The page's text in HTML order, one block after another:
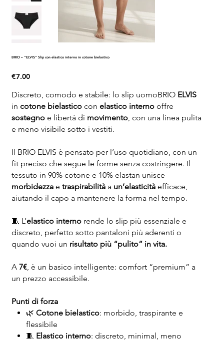
BRIO – "ELVIS" Slip con elastico interno in cotone bielastico
Price
€7.00
Discreto, comodo e stabile: lo slip uomoBRIO ELVIS
in cotone bielasticocon elastico internooffre
sostegnoe libertà di movimento, con una linea pulita
e meno visibile sotto i vestiti.
Il BRIO ELVIS è pensato per l’uso quotidiano, con un
fit preciso che segue le forme senza costringere. Il
tessuto in 90% cotone e 10% elastan unisce
morbidezzae traspirabilitàa un’elasticitàefficace,
aiutando il capo a mantenere la forma nel tempo.
🧵 L’elastico internorende lo slip più essenziale e
discreto, perfetto sotto pantaloni più aderenti o
quando vuoi un risultato più “pulito” in vita.
A 7€, è un basico intelligente: comfort “premium” a
un prezzo accessibile.
Punti di forza
🌿 Cotone bielastico: morbido, traspirante e
flessibile
🧵 Elastico interno: discreto, minimal, meno